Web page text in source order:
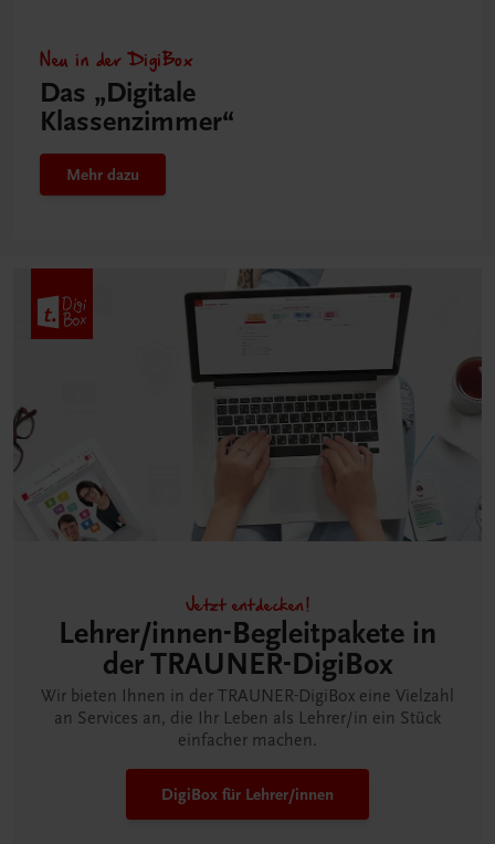
Neu in der DigiBox
Das „Digitale
Klassenzimmer“
Mehr dazu
Jetzt entdecken!
Lehrer/innen-Begleitpakete in
der TRAUNER-DigiBox
Wir bieten Ihnen in der TRAUNER-DigiBox eine Vielzahl
an Services an, die Ihr Leben als Lehrer/in ein Stück
einfacher machen.
DigiBox für Lehrer/innen